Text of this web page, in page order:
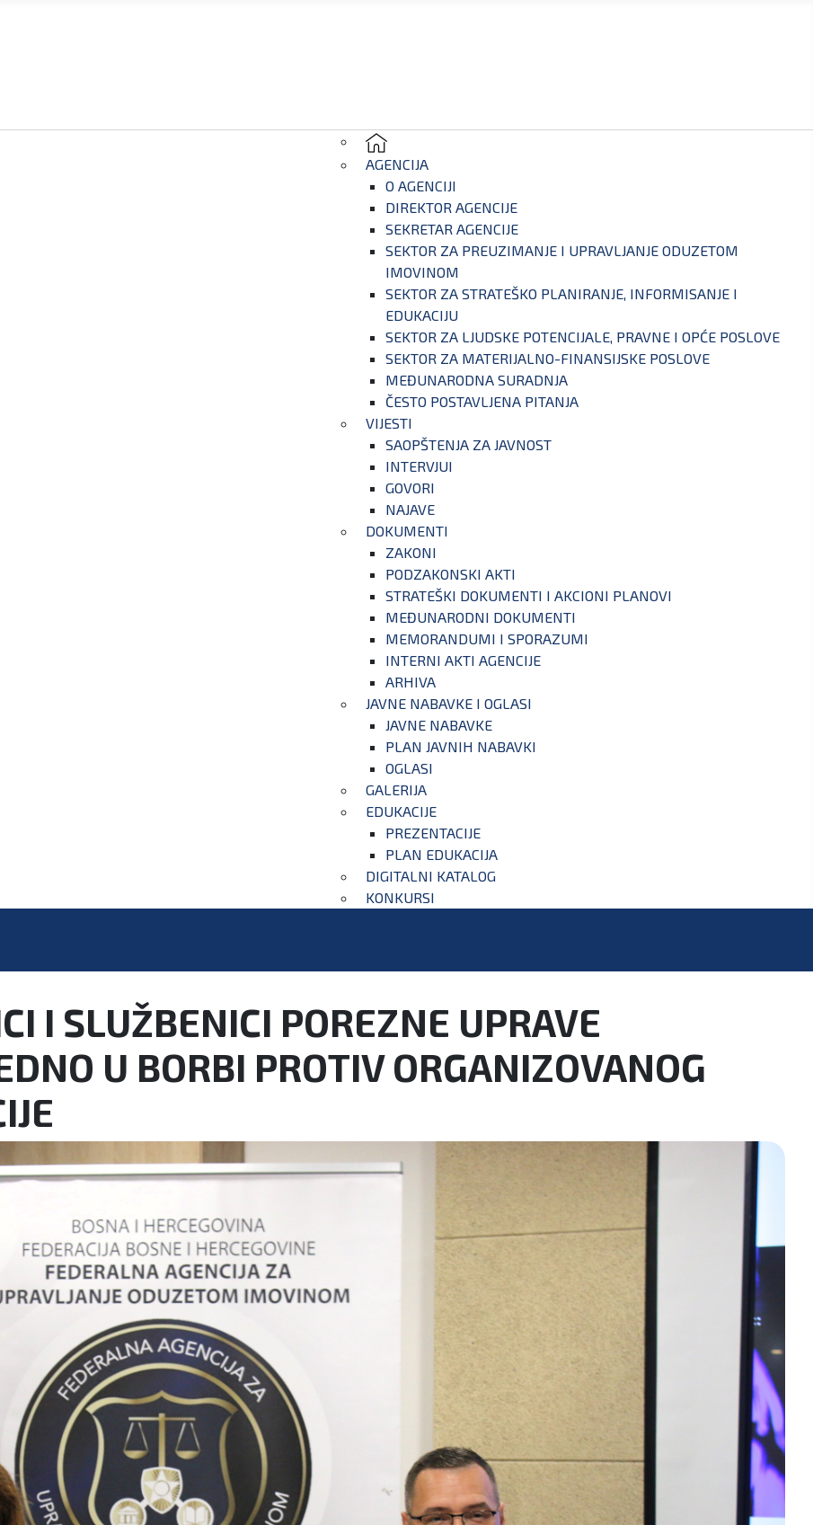
AGENCIJA
O AGENCIJI
DIREKTOR AGENCIJE
SEKRETAR AGENCIJE
SEKTOR ZA PREUZIMANJE I UPRAVLJANJE ODUZETOM
IMOVINOM
SEKTOR ZA STRATEŠKO PLANIRANJE, INFORMISANJE I
EDUKACIJU
SEKTOR ZA LJUDSKE POTENCIJALE, PRAVNE I OPĆE POSLOVE
SEKTOR ZA MATERIJALNO-FINANSIJSKE POSLOVE
MEĐUNARODNA SURADNJA
ČESTO POSTAVLJENA PITANJA
VIJESTI
SAOPŠTENJA ZA JAVNOST
INTERVJUI
GOVORI
NAJAVE
DOKUMENTI
ZAKONI
PODZAKONSKI AKTI
STRATEŠKI DOKUMENTI I AKCIONI PLANOVI
MEĐUNARODNI DOKUMENTI
MEMORANDUMI I SPORAZUMI
INTERNI AKTI AGENCIJE
ARHIVA
JAVNE NABAVKE I OGLASI
JAVNE NABAVKE
PLAN JAVNIH NABAVKI
OGLASI
GALERIJA
EDUKACIJE
PREZENTACIJE
PLAN EDUKACIJA
DIGITALNI KATALOG
KONKURSI
I SLUŽBENICI POREZNE UPRAVE
U BORBI PROTIV ORGANIZOVANOG